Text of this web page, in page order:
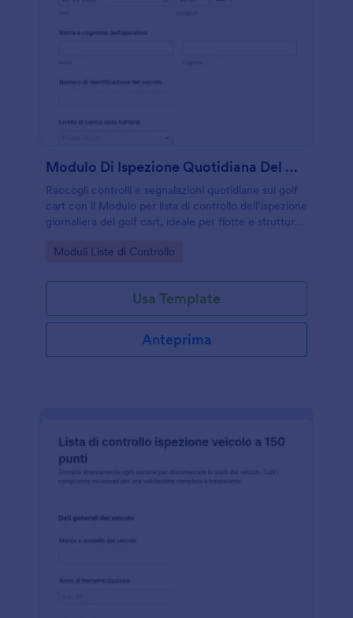
Modulo Di Ispezione Quotidiana Del Carrello Da Golf
Raccogli controlli e segnalazioni quotidiane sui golf
cart con il Modulo per lista di controllo dell’ispezione
giornaliera del golf cart, ideale per flotte e strutture
gestione delle risposte.
Go to Category:
Moduli Liste di Controllo
Usa Template
Anteprima